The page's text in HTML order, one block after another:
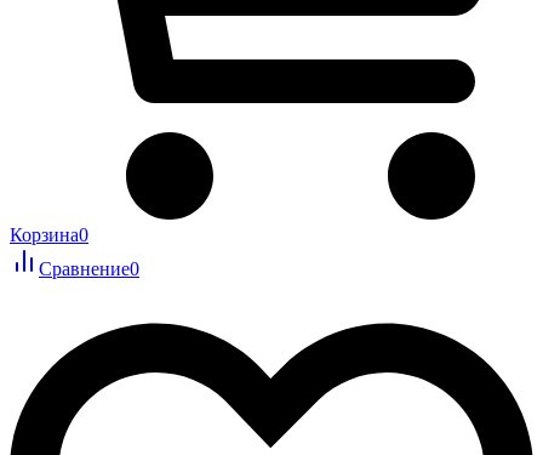
Корзина0
Сравнение0